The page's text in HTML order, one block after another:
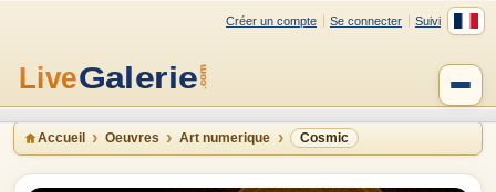
Créer un compte Se connecter Suivi
Accueil Oeuvres Art numerique Cosmic